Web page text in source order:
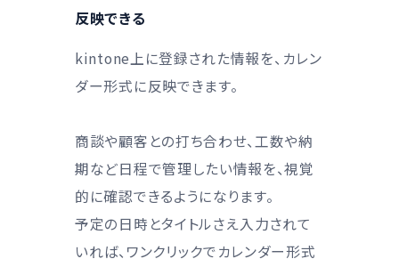
反映できる
kintone上に登録された情報を、カレン
ダー形式に反映できます。
商談や顧客との打ち合わせ、工数や納
期など日程で管理したい情報を、視覚
的に確認できるようになります。
予定の日時とタイトルさえ入力されて
いれば、ワンクリックでカレンダー形式